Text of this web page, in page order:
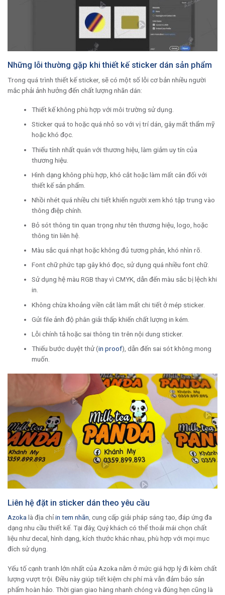
Những lỗi thường gặp khi thiết kế sticker dán sản phẩm
Trong quá trình thiết kế sticker, sẽ có một số lỗi cơ bản nhiều người
mắc phải ảnh hưởng đến chất lượng nhãn dán:
Thiết kế không phù hợp với môi trường sử dụng.
Sticker quá to hoặc quá nhỏ so với vị trí dán, gây mất thẩm mỹ
hoặc khó đọc.
Thiếu tính nhất quán với thương hiệu, làm giảm uy tín của
thương hiệu.
Hình dạng không phù hợp, khó cắt hoặc làm mất cân đối với
thiết kế sản phẩm.
Nhồi nhét quá nhiều chi tiết khiến người xem khó tập trung vào
thông điệp chính.
Bỏ sót thông tin quan trọng như tên thương hiệu, logo, hoặc
thông tin liên hệ.
Màu sắc quá nhạt hoặc không đủ tương phản, khó nhìn rõ.
Font chữ phức tạp gây khó đọc, sử dụng quá nhiều font chữ.
Sử dụng hệ màu RGB thay vì CMYK, dẫn đến màu sắc bị lệch khi
in.
Không chừa khoảng viền cắt làm mất chi tiết ở mép sticker.
Gửi file ảnh độ phân giải thấp khiến chất lượng in kém.
Lỗi chính tả hoặc sai thông tin trên nội dung sticker.
Thiếu bước duyệt thử (in proof), dẫn đến sai sót không mong
muốn.
Liên hệ đặt in sticker dán theo yêu cầu
Azoka là địa chỉin tem nhãn , cung cấp giải pháp sáng tạo, đáp ứng đa
dạng nhu cầu thiết kế. Tại đây, Quý khách có thể thoải mái chọn chất
liệu như decal, hình dạng, kích thước khác nhau, phù hợp với mọi mục
đích sử dụng.
Yếu tố cạnh tranh lớn nhất của Azoka nằm ở mức giá hợp lý đi kèm chất
lượng vượt trội. Điều này giúp tiết kiệm chi phí mà vẫn đảm bảo sản
phẩm hoàn hảo. Thời gian giao hàng nhanh chóng và đúng hẹn cũng là